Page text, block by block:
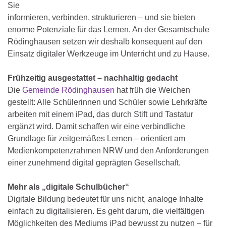
Sie
informieren, verbinden, strukturieren – und sie bieten
enorme Potenziale für das Lernen. An der Gesamtschule
Rödinghausen setzen wir deshalb konsequent auf den
Einsatz digitaler Werkzeuge im Unterricht und zu Hause.
Frühzeitig ausgestattet – nachhaltig gedacht
Die Gemeinde Rödinghausen hat früh die Weichen
gestellt: Alle Schülerinnen und Schüler sowie Lehrkräfte
arbeiten mit einem iPad, das durch Stift und Tastatur
ergänzt wird. Damit schaffen wir eine verbindliche
Grundlage für zeitgemäßes Lernen – orientiert am
Medienkompetenzrahmen NRW und den Anforderungen
einer zunehmend digital geprägten Gesellschaft.
Mehr als „digitale Schulbücher“
Digitale Bildung bedeutet für uns nicht, analoge Inhalte
einfach zu digitalisieren. Es geht darum, die vielfältigen
Möglichkeiten des Mediums iPad bewusst zu nutzen – für